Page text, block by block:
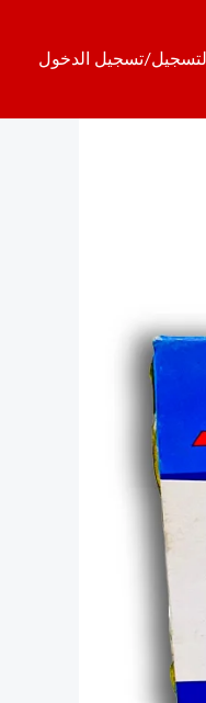
التسجيل/تسجيل الدخول